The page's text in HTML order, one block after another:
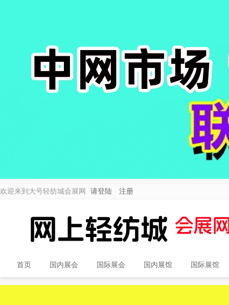
欢迎来到大号轻纺城会展网 请登陆 注册
首页 国内展会 国际展会 国内展馆 国际展馆